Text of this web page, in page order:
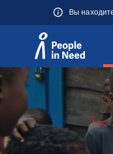
Přeskočit na obsah
Вы